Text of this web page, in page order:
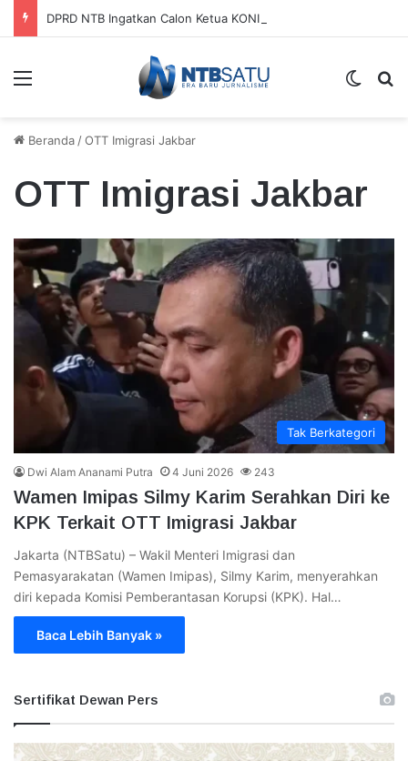
Menu
Beranda /OTT Imigrasi Jakbar
OTT Imigrasi Jakbar
Tak Berkategori
Dwi Alam Ananami Putra 4 Juni 2026 243
Wamen Imipas Silmy Karim Serahkan Diri ke
KPK Terkait OTT Imigrasi Jakbar
Jakarta (NTBSatu) – Wakil Menteri Imigrasi dan
Pemasyarakatan (Wamen Imipas), Silmy Karim, menyerahkan
diri kepada Komisi Pemberantasan Korupsi (KPK). Hal…
Baca Lebih Banyak »
Sertifikat Dewan Pers